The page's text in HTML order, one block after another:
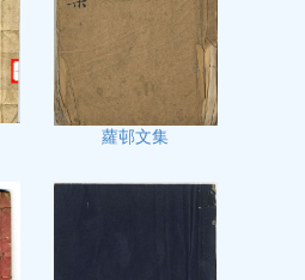
蘿邨文集